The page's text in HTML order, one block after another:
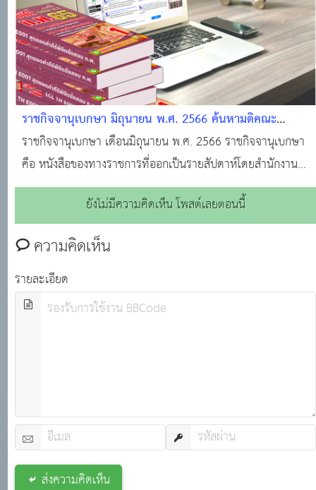
ราชกิจจานุเบกษา มิถุนายน พ.ศ. 2566 ค้นหามติคณะ
รัฐมนตรี · ราชกิจจานุเบกษา · ระบบงานทะเบียนฐานันดร ·
ศูนย์บริการข้อมูลมติคณะรัฐมนตรี
ราชกิจจานุเบกษา เดือนมิถุนายน พ.ศ. 2566 ราชกิจจานุเบกษา
คือ หนังสือของทางราชการที่ออกเป็นรายสัปดาห์โดยสำนักงาน
ราชกิจจานุเบกษา สำนักงานเลขาธิการคณะรัฐมนตรี สำหรับลง
ประกาศเกี่ยวกับกฎหมาย กฎ ระเบียบ ข้อบังคับ ตลอดจน
ประกาศของกระทรวง ทบวง กรมต่างๆ
ยังไม่มีความคิดเห็น โพสต์เลยตอนนี้
ความคิดเห็น
รายละเอียด
ส่งความคิดเห็น